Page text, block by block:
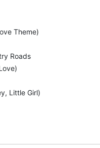
Theme)
Roads
Little Girl)